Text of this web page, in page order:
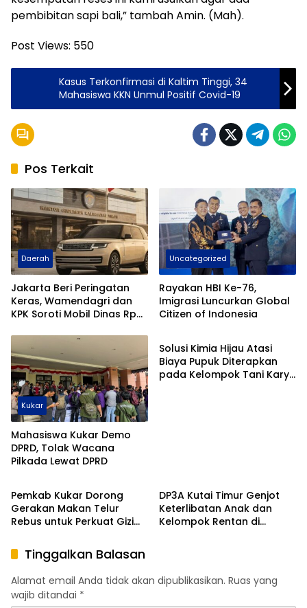
pembibitan sapi bali,” tambah Amin. (Mah).
Post Views: 550
Kasus Terkonfirmasi di Kaltim Tinggi, 34
Mahasiswa KKN Unmul Positif Covid-19
Pos Terkait
Daerah
Jakarta Beri Peringatan
Keras, Wamendagri dan
KPK Soroti Mobil Dinas Rp
Uncategorized
Rayakan HBI Ke-76,
Imigrasi Luncurkan Global
Citizen of Indonesia
Kukar
Mahasiswa Kukar Demo
DPRD, Tolak Wacana
Pilkada Lewat DPRD
Daerah
Solusi Kimia Hijau Atasi
Biaya Pupuk Diterapkan
pada Kelompok Tani Karya
Advertorial
Pemkab Kukar Dorong
Gerakan Makan Telur
Rebus untuk Perkuat Gizi
Layanan Dasar yang
Merata
DP3A Kutai Timur Genjot
Keterlibatan Anak dan
Kelompok Rentan di
Tinggalkan Balasan
Alamat email Anda tidak akan dipublikasikan. Ruas yang
wajib ditandai *